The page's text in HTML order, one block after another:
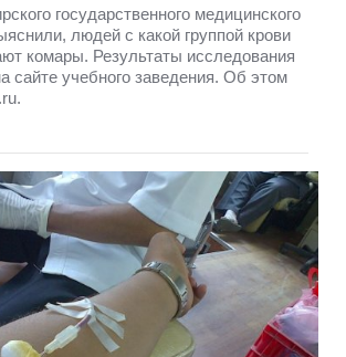
государственного медицинского
людей с какой группой крови
комары. Результаты исследования
сайте учебного заведения. Об этом